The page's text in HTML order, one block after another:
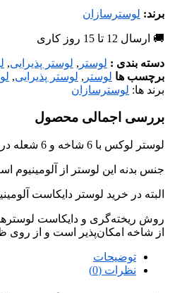
برند: لوسترسازان
🚚 ارسال 12 تا 15 روز کاری
دسته بندی : لوستر , لوستر پذیرایی,
برچسب ها لوستر , لوستر پذیرایی,
برند ها: لوسترسازان
بررسی اجمالی محصول
لوستر لوکس با 6 شاخه و 6 شعله در رنگ آبکاری طلاکرم طراحی و تولید شده است، که می‌توان متناسب با فضا و سلیقه‌ی شما در هررنگ آبکاری، هرتعداد شاخه و ابعاد مورد نظر تولید کرد.
جنس بدنه این لوستر از آلومینیوم
البته در خرید لوستر دایکاست
روش ریخته‌گری و دایکاست
از شاخه امکان‌پذیر است و از
توضیحات
نظرات (0)